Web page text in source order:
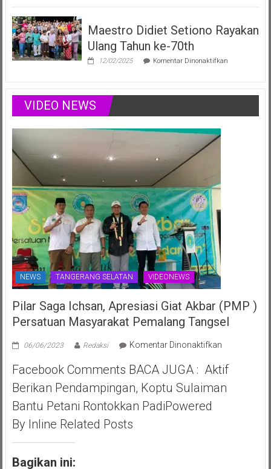
Positif
Elizabeth,
Anak
Sumsel
Siap
Harumkan
Ajang
Juli
Maestro Didiet Setiono Rayakan
Ulang Tahun ke-70th
12/02/2025 Komentar Dinonaktifkanpada
Setiono
Rayakan
Tahun
VIDEO NEWS
NEWS TANGERANG SELATAN VIDEONEWS
Pilar Saga Ichsan, Apresiasi Giat Akbar (PMP )
Persatuan Masyarakat Pemalang Tangsel
06/06/2023 Redaksi Komentar Dinonaktifkanpada
Saga
Apresiasi
Facebook Comments BACA JUGA : Aktif
Berikan Pendampingan, Koptu Sulaiman
Bantu Petani Rontokkan PadiPowered
By Inline Related Posts
Bagikan ini: